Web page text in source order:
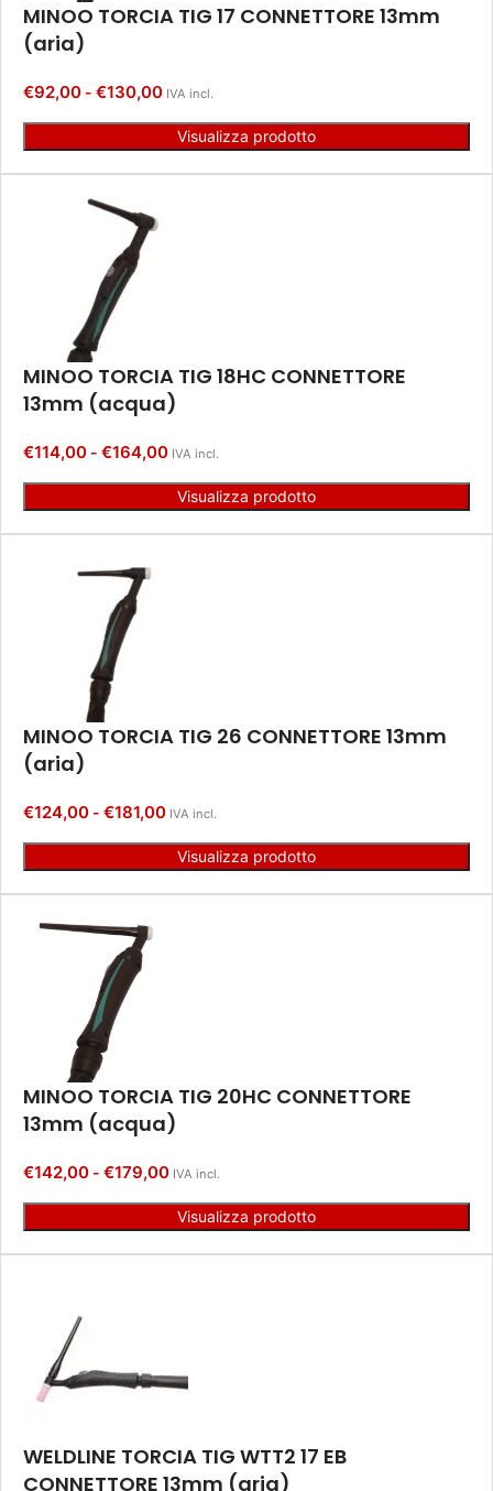
MINOO TORCIA TIG 17 CONNETTORE 13mm
(aria)
€92,00 - €130,00 IVA incl.
Visualizza prodotto
MINOO TORCIA TIG 18HC CONNETTORE
13mm (acqua)
€114,00 - €164,00 IVA incl.
Visualizza prodotto
MINOO TORCIA TIG 26 CONNETTORE 13mm
(aria)
€124,00 - €181,00 IVA incl.
Visualizza prodotto
MINOO TORCIA TIG 20HC CONNETTORE
13mm (acqua)
€142,00 - €179,00 IVA incl.
Visualizza prodotto
WELDLINE TORCIA TIG WTT2 17 EB
CONNETTORE 13mm (aria)